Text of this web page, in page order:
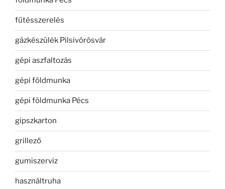
fűtésszerelés
gázkészülék Pilsivörösvár
gépi aszfaltozás
gépi földmunka
gépi földmunka Pécs
gipszkarton
grillező
gumiszerviz
használtruha